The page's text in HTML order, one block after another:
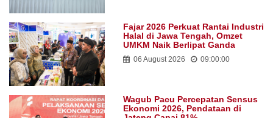
Fajar 2026 Perkuat Rantai Industri
Halal di Jawa Tengah, Omzet
UMKM Naik Berlipat Ganda
06 August 2026 09:00:00
Wagub Pacu Percepatan Sensus
Ekonomi 2026, Pendataan di